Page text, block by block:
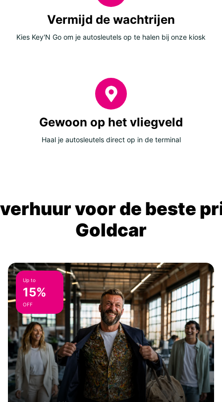
Vermijd de wachtrijen
Kies Key'N Go om je autosleutels op te halen bij onze kiosk
Gewoon op het vliegveld
Haal je autosleutels direct op in de terminal
voor de beste
Goldcar
Up to
15%
OFF